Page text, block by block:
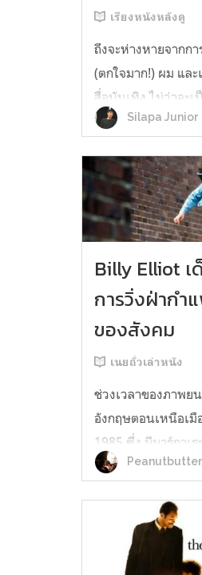
เรียงหนังหลังดู
ถึงจะห่างหายจากก
(ตกใจมาก!) ผม แล
สื่อบันเทิง ไม่ว่าจะ
ต่างๆ ส่วนตัวแล้ว
ว่าใครเป็นพระเอก
จะเรียกได้ไม่เต็มปา
Silapa Junior
Billy Elliot เ
การวิ่งฝ่ากำ
ของสังคม
เนยถั่วเล่าหนัง
ช่วงเวลาของภาพย
อังกฤษตอนเหนือเมื
1985 ซึ่ง มีมาร์กาเ
นายกรัฐมนตรีอยู่ใน
และยังต้องเผชิญกลั
น้ำมัน คนตกงานเ